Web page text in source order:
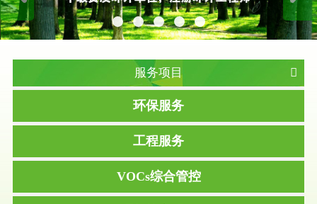
服务项目
环保服务
工程服务
VOCs综合管控